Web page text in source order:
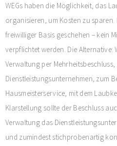
WEGs haben die Möglichkeit, das
organisieren, um Kosten zu
freiwilliger Basis geschehen – kein
verpflichtet werden. Die Alternative:
Verwaltung per Mehrheitsbeschluss,
Dienstleistungsunternehmen, zum
Hausmeisterservice, mit dem
Klarstellung sollte der Beschluss
Verwaltung das
und zumindest stichprobenartig